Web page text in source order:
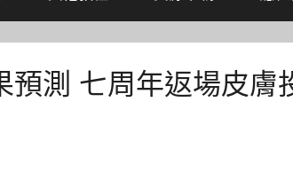
測 七周年返場皮膚